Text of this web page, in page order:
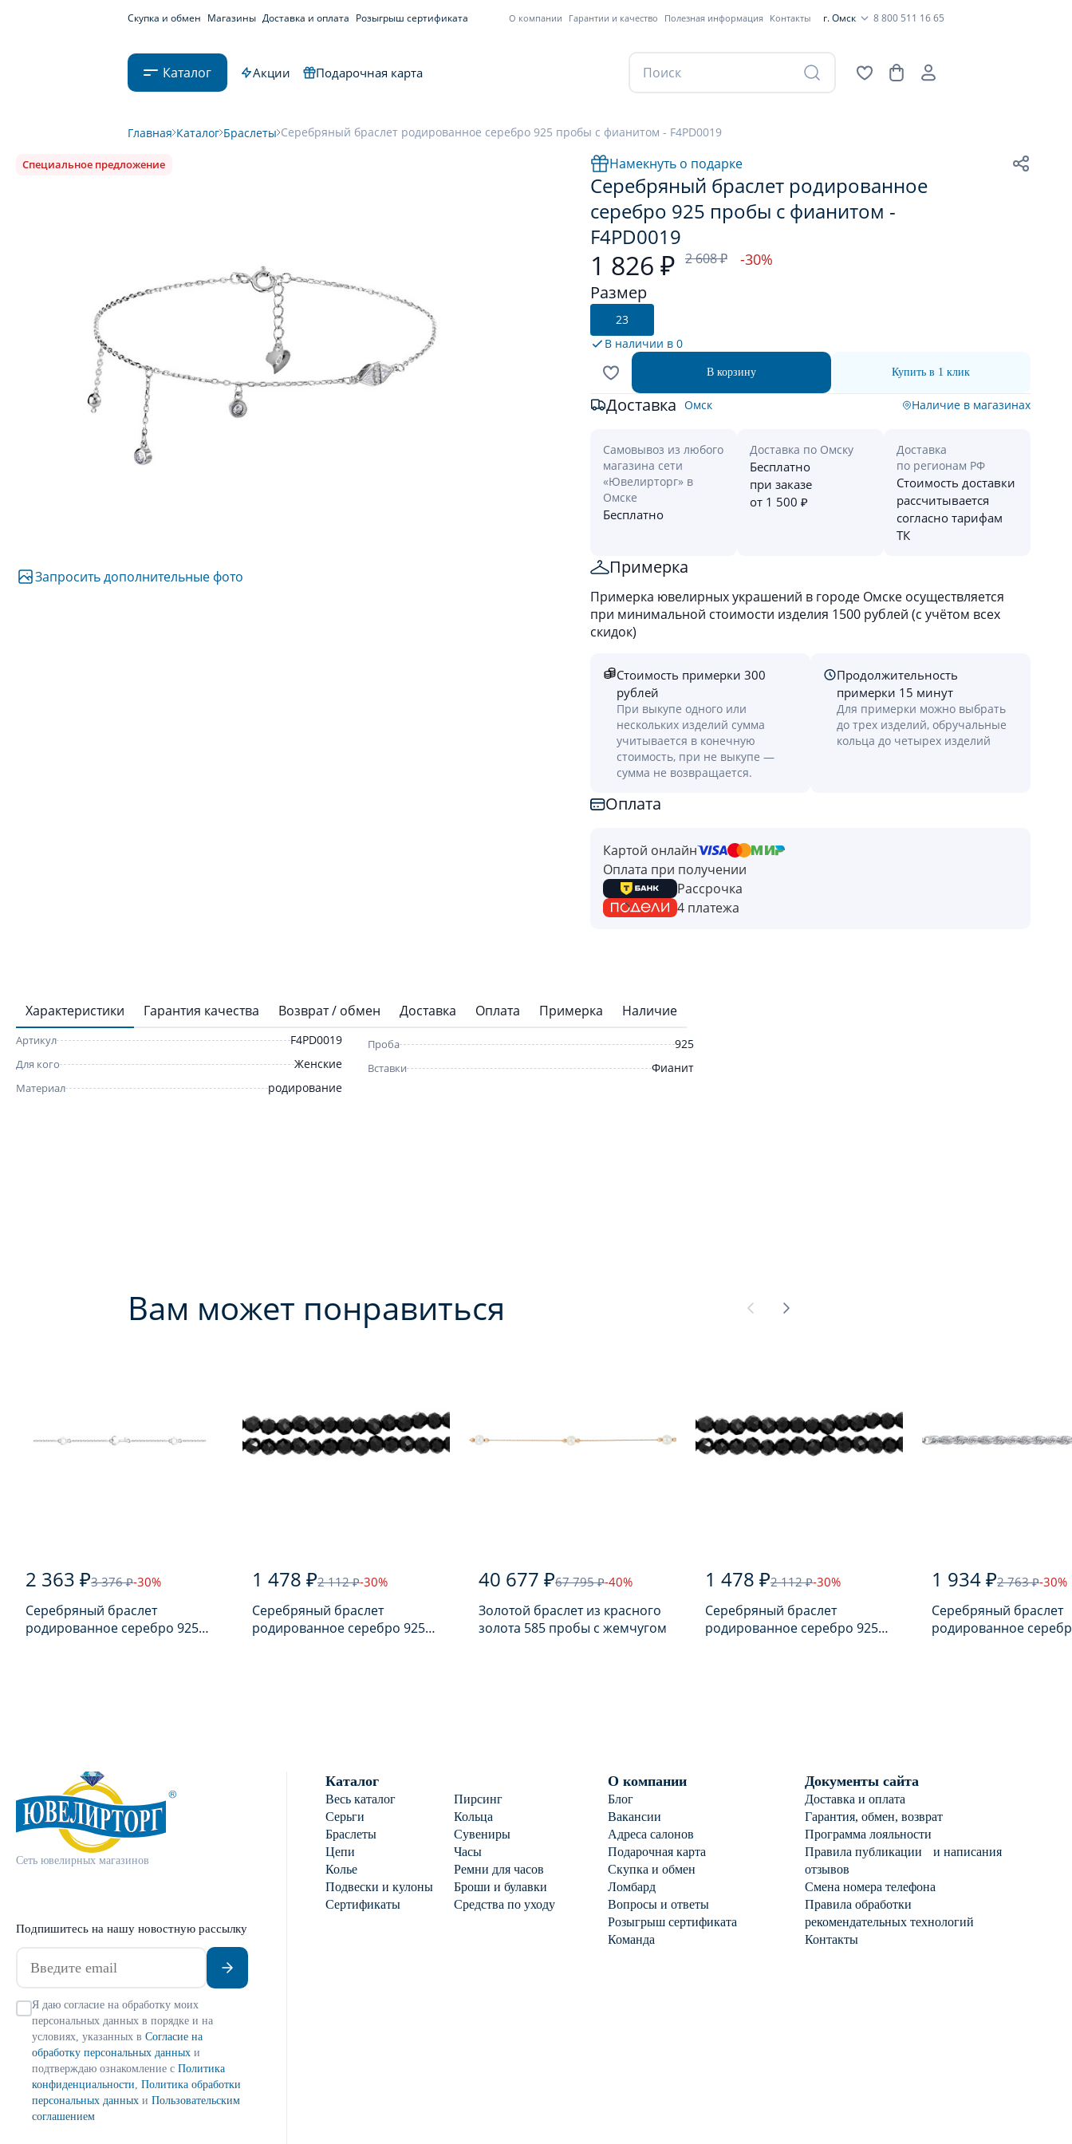
Скупка и обмен Магазины Доставка и оплата Розыгрыш сертификата О компании Гарантии и качество Полезная информация Контакты г. Омск 8 800 511 16 65
Каталог Акции Подарочная карта
Главная Каталог Браслеты Серебряный браслет родированное серебро 925 пробы с фианитом - F4PD0019
Специальное предложение
Запросить дополнительные фото
Намекнуть о подарке
Серебряный браслет родированное
серебро 925 пробы с фианитом -
F4PD0019
1 826 ₽ 2 608 ₽ -30%
Размер
23
В наличии в 0
В корзину Купить в 1 клик
Доставка Омск Наличие в магазинах
Самовывоз из любого
магазина сети
«Ювелирторг» в
Омске
Бесплатно
Доставка по Омску
Бесплатно
при заказе
от 1 500 ₽
Доставка
по регионам РФ
Стоимость доставки
рассчитывается
согласно тарифам
ТК
Примерка
Примерка ювелирных украшений в городе Омске осуществляется
при минимальной стоимости изделия 1500 рублей (с учётом всех
скидок)
Стоимость примерки 300
рублей
При выкупе одного или
нескольких изделий сумма
учитывается в конечную
стоимость, при не выкупе —
сумма не возвращается.
Продолжительность
примерки 15 минут
Для примерки можно выбрать
до трех изделий, обручальные
кольца до четырех изделий
Оплата
Картой онлайн
Оплата при получении
Рассрочка
4 платежа
Характеристики Гарантия качества Возврат / обмен Доставка Оплата Примерка Наличие
Артикул F4PD0019
Для кого Женские
Материал родирование
Проба 925
Вставки Фианит
Вам может понравиться
2 363 ₽3 376 ₽-30%
Серебряный браслет
родированное серебро 925
1 478 ₽2 112 ₽-30%
Серебряный браслет
родированное серебро 925
40 677 ₽67 795 ₽-40%
Золотой браслет из красного
золота 585 пробы с жемчугом
1 478 ₽2 112 ₽-30%
Серебряный браслет
родированное серебро 925
1 934 ₽2 763 ₽-30%
Серебряный браслет
родированное
Сеть ювелирных магазинов
Подпишитесь на нашу новостную рассылку
Я даю согласие на обработку моих
персональных данных в порядке и на
условиях, указанных в Согласие на
обработку персональных данных и
подтверждаю ознакомление с Политика
конфиденциальности Политика обработки
персональных данных и Пользовательским
соглашением
Каталог
Весь каталог
Пирсинг
Серьги
Кольца
Браслеты
Сувениры
Цепи
Часы
Колье
Ремни для часов
Подвески и кулоны
Броши и булавки
Сертификаты
Средства по уходу
О компании
Блог
Вакансии
Адреса салонов
Подарочная карта
Скупка и обмен
Ломбард
Вопросы и ответы
Розыгрыш сертификата
Команда
Документы сайта
Доставка и оплата
Гарантия, обмен, возврат
Программа лояльности
Правила публикации и написания
отзывов
Смена номера телефона
Правила обработки
рекомендательных технологий
Контакты